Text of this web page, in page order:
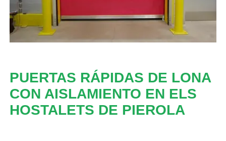
PUERTAS RÁPIDAS DE LONA
CON AISLAMIENTO EN ELS
HOSTALETS DE PIEROLA